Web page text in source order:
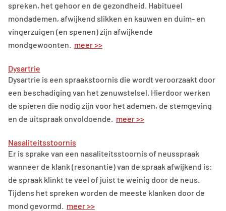
spreken, het gehoor en de gezondheid. Habitueel
mondademen, afwijkend slikken en kauwen en duim- en
vingerzuigen (en spenen) zijn afwijkende
mondgewoonten. meer >>
Dysartrie
Dysartrie is een spraakstoornis die wordt veroorzaakt door
een beschadiging van het zenuwstelsel. Hierdoor werken
de spieren die nodig zijn voor het ademen, de stemgeving
en de uitspraak onvoldoende. meer >>
Nasaliteitsstoornis
Er is sprake van een nasaliteitsstoornis of neusspraak
wanneer de klank (resonantie) van de spraak afwijkend is:
de spraak klinkt te veel of juist te weinig door de neus.
Tijdens het spreken worden de meeste klanken door de
mond gevormd. meer >>